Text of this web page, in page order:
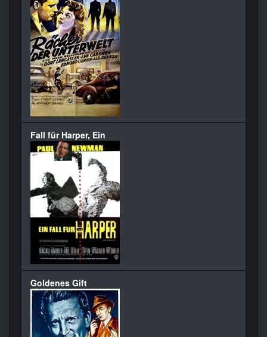
Fall für Harper, Ein
Goldenes Gift